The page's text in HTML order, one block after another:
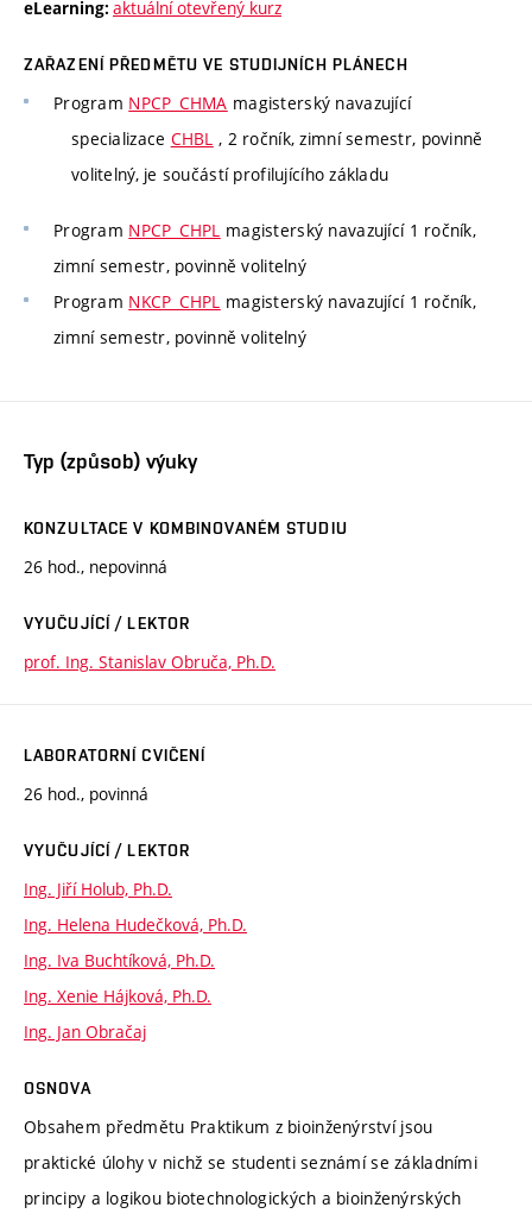
eLearning: aktuální otevřený kurz
ZAŘAZENÍ PŘEDMĚTU VE STUDIJNÍCH PLÁNECH
Program NPCP_CHMA magisterský navazující
specializace CHBL , 2 ročník, zimní semestr, povinně
volitelný, je součástí profilujícího základu
Program NPCP_CHPL magisterský navazující 1 ročník,
zimní semestr, povinně volitelný
Program NKCP_CHPL magisterský navazující 1 ročník,
zimní semestr, povinně volitelný
Typ (způsob) výuky
KONZULTACE V KOMBINOVANÉM STUDIU
26 hod., nepovinná
VYUČUJÍCÍ / LEKTOR
prof. Ing. Stanislav Obruča, Ph.D.
LABORATORNÍ CVIČENÍ
26 hod., povinná
VYUČUJÍCÍ / LEKTOR
Ing. Jiří Holub, Ph.D.
Ing. Helena Hudečková, Ph.D.
Ing. Iva Buchtíková, Ph.D.
Ing. Xenie Hájková, Ph.D.
Ing. Jan Obračaj
OSNOVA
Obsahem předmětu Praktikum z bioinženýrství jsou
praktické úlohy v nichž se studenti seznámí se základními
principy a logikou biotechnologických a bioinženýrských